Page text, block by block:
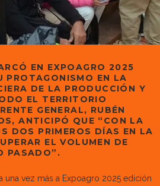
EN EXPOAGRO 2025
PROTAGONISMO EN LA
DE LA PRODUCCIÓN Y
EL TERRITORIO
GENERAL, RUBÉN
ANTICIPÓ QUE “CON LA
DOS PRIMEROS DÍAS EN LA
EL VOLUMEN DE
PASADO”.
una vez más a Expoagro 2025 edición